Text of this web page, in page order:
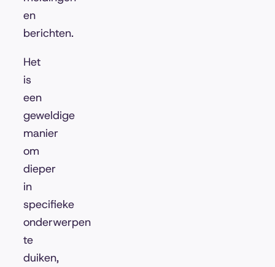
en
berichten.
Het
is
een
geweldige
manier
om
dieper
in
specifieke
onderwerpen
te
duiken,